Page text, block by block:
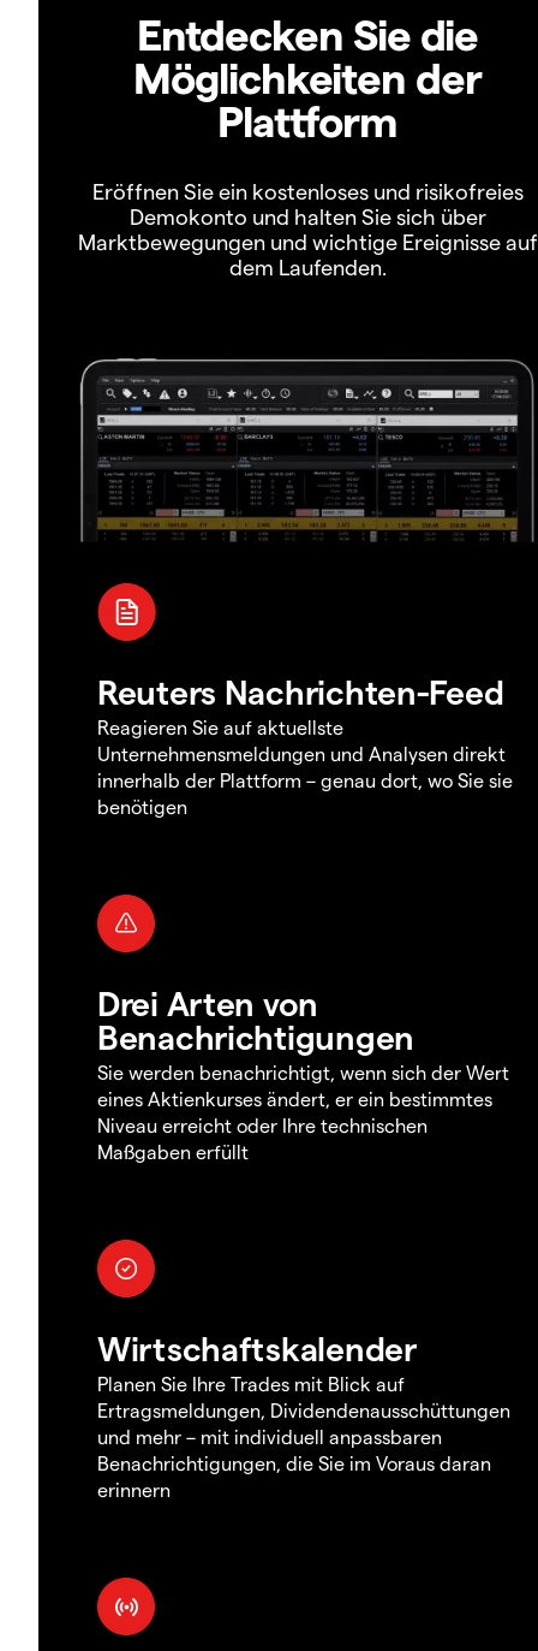
Entdecken Sie die
Möglichkeiten der
Plattform
Eröffnen Sie ein kostenloses und risikofreies
Demokonto und halten Sie sich über
Marktbewegungen und wichtige Ereignisse auf
dem Laufenden.
Reuters Nachrichten-Feed
Reagieren Sie auf aktuellste
Unternehmensmeldungen und Analysen direkt
innerhalb der Plattform – genau dort, wo Sie sie
benötigen
Drei Arten von
Benachrichtigungen
Sie werden benachrichtigt, wenn sich der Wert
eines Aktienkurses ändert, er ein bestimmtes
Niveau erreicht oder Ihre technischen
Maßgaben erfüllt
Wirtschaftskalender
Planen Sie Ihre Trades mit Blick auf
Ertragsmeldungen, Dividendenausschüttungen
und mehr – mit individuell anpassbaren
Benachrichtigungen, die Sie im Voraus daran
erinnern